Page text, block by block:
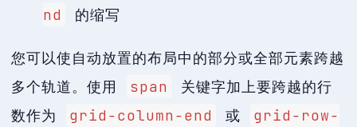
nd
的缩写
您可以使自动放置的布局中的部分或全部元素跨越
多个轨道。使用
span
关键字加上要跨越的行
数作为
grid-column-end 或
grid-row-